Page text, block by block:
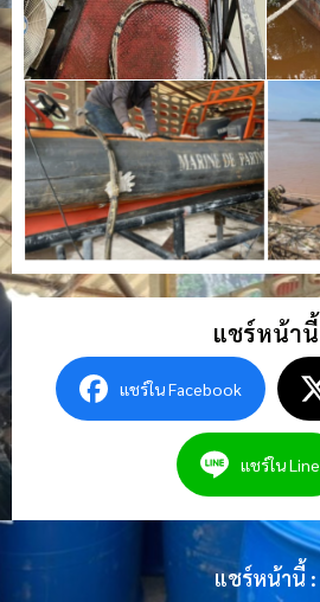
แชร์หน้านี้
แชร์ใน Facebook
แชร์ใน Line
แชร์หน้านี้ :